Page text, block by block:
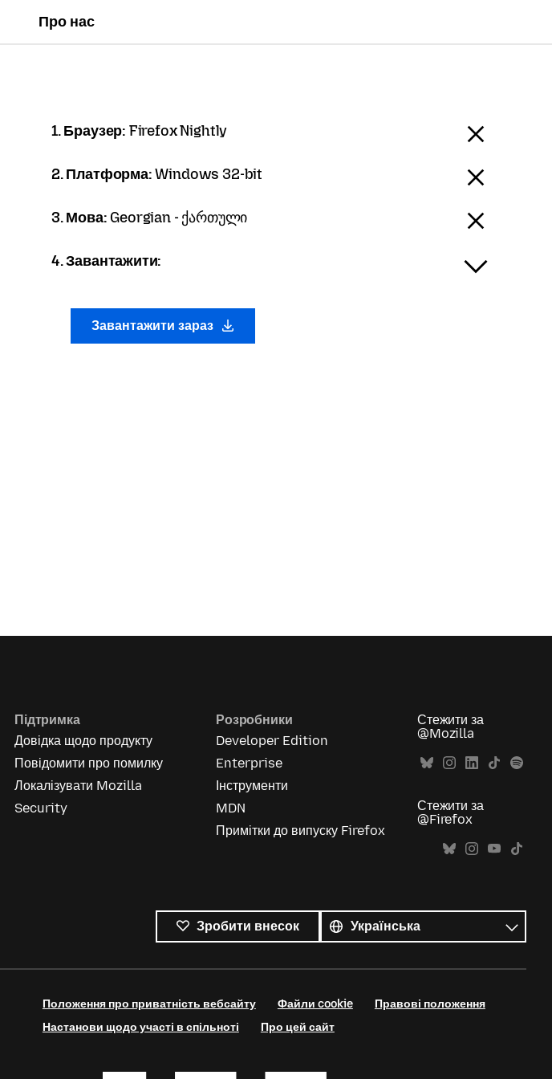
Про нас
1. Браузер: Firefox Nightly
2. Платформа:Windows 32-bit
3. Мова: Georgian - ქართული
4. Завантажити:
Завантажити зараз
Підтримка
Довідка щодо продукту
Повідомити про помилку
Локалізувати Mozilla
Security
Розробники
Developer Edition
Enterprise
Інструменти
MDN
Примітки до випуску Firefox
Стежити за
@Mozilla
Стежити за
@Firefox
Зробити внесок
мови
Мова
Положення про приватність вебсайту Файли cookie
Правові положення
Настанови щодо участі в спільноті
Про цей сайт